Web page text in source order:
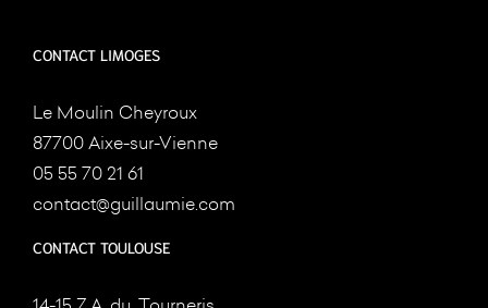
CONTACT LIMOGES
Le Moulin Cheyroux
87700 Aixe-sur-Vienne
05 55 70 21 61
contact@guillaumie.com
CONTACT TOULOUSE